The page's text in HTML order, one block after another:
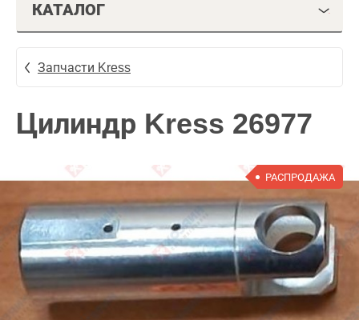
КАТАЛОГ
Запчасти Kress
Цилиндр Kress 26977
РАСПРОДАЖА